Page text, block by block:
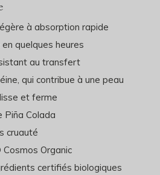
à absorption rapide
quelques heures
au transfert
qui contribue à une peau
et ferme
Piña Colada
cruauté
Organic
certifiés biologiques